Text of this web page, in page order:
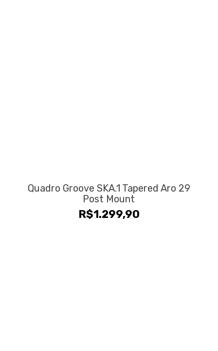
Quadro Groove SKA.1 Tapered Aro 29
Post Mount
R$1.299,90